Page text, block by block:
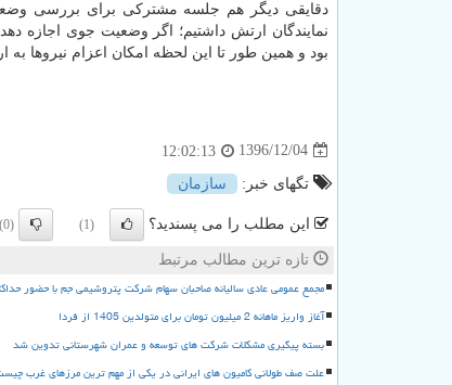
دقایقی دیگر هم جلسه مشتركی برای بررسی
نمایندگان ارتش داشتیم؛ اگر وضعیت جوی اجازه
بود و همین طور تا این لحظه امكان اعزام نیروها
1396/12/04
12:02:13
تگهای خبر: سازمان
این مطلب را می پسندید؟ (1)
(0)
تازه ترین مطالب مرتبط
مجمع عمومی عادی سالیانه صاحبان سهام شرکت پتروشیمی جم با حضور
آغاز واریز ماهانه 2 میلیون تومان برای متولدین 1405 از فردا
بسته پیگیری مشکلات شرکت های توسعه و عمران شهرستانی تدوین شد
علت صف طولانی کامیون های ایرانی در یکی از مهم ترین مرزهای غرب